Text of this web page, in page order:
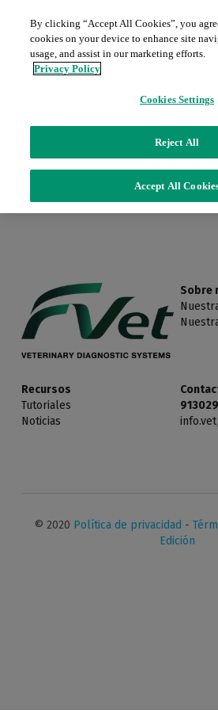
Inicio
Servicios
Piezas para servicio
Radiología
Endoscopia
Diagnóstico In Vitro
Promociones
Contacto
Este producto no está
Regresar a la página
Sobre
Recursos
Tutoriales
Noticias
© 2020 Política de privacidad -
Edición
By clicking “Accept All Cookies”, you
cookies on your device to enhance site
usage, and assist in our marketing efforts.
Privacy Policy
Cookies Settings
Reject All
Accept All